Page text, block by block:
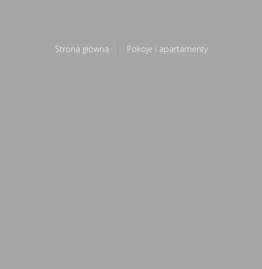
Strona główna Pokoje i apartamenty